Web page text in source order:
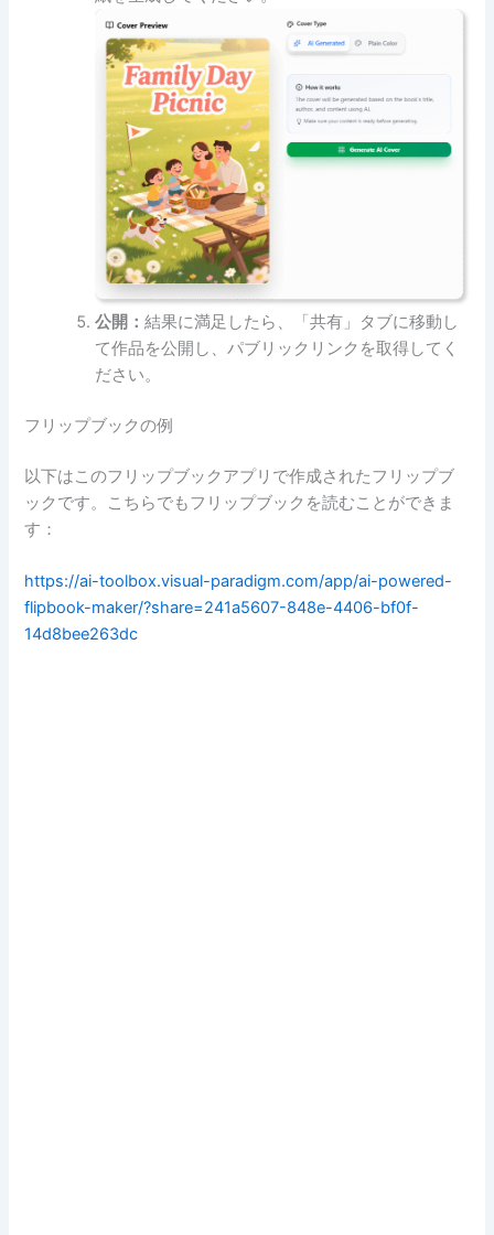
公開：結果に満足したら、「共有」タブに移動し
て作品を公開し、パブリックリンクを取得してく
ださい。
フリップブックの例
以下はこのフリップブックアプリで作成されたフリップブ
ックです。こちらでもフリップブックを読むことができま
す：
https://ai-toolbox.visual-paradigm.com/app/ai-powered-
flipbook-maker/?share=241a5607-848e-4406-bf0f-
14d8bee263dc